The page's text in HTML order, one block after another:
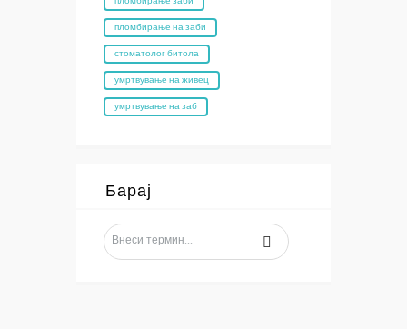
пломбирање на заби
стоматолог битола
умртвување на живец
умртвување на заб
Барај